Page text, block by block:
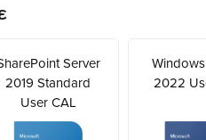
Server
2019 Standard
User CAL
2022